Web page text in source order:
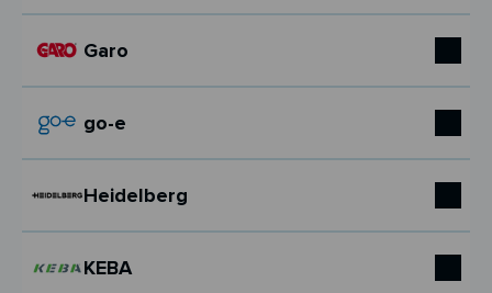
Garo
go-e
Heidelberg
KEBA